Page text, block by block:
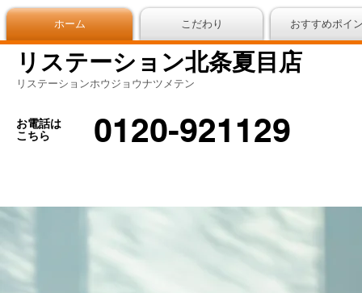
ホーム こだわり おすすめポイ
リステーション北条夏目店
リステーションホウジョウナツメテン
お電話は
こちら
0120-921129